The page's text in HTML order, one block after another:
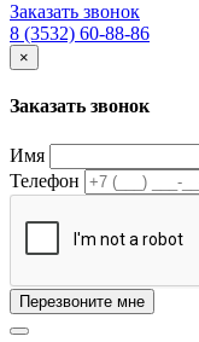
Заказать звонок
8 (3532) 60-88-86
×
Заказать звонок
Имя
Телефон
Перезвоните мне